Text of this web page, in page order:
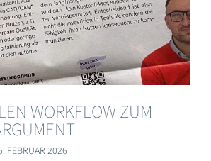
WORKFLOW ZUM
FEBRUAR 2026